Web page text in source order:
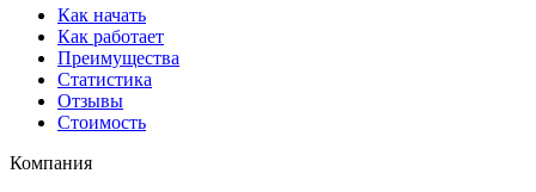
Как начать
Как работает
Преимущества
Статистика
Отзывы
Стоимость
Компания